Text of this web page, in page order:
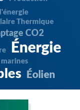
Thermique
CO2
Énergie
marines
Éolien